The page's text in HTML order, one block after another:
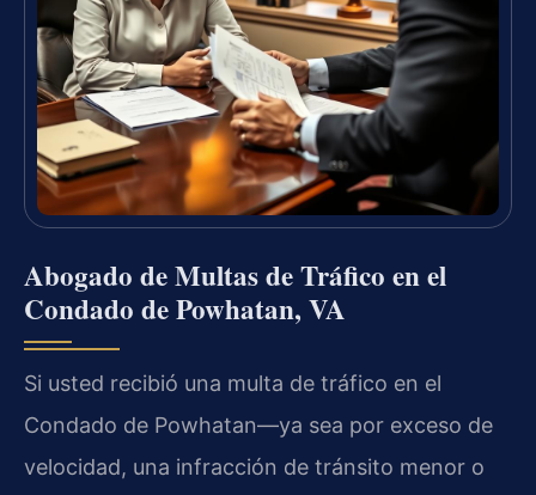
Abogado de Multas de Tráfico en el
Condado de Powhatan, VA
Si usted recibió una multa de tráfico en el
Condado de Powhatan—ya sea por exceso de
velocidad, una infracción de tránsito menor o